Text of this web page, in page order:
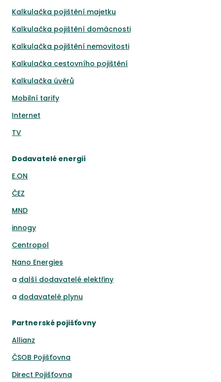
Kalkulačka pojištění majetku
Kalkulačka pojištění domácnosti
Kalkulačka pojištění nemovitosti
Kalkulačka cestovního pojištění
Kalkulačka úvěrů
Mobilní tarify
Internet
TV
Dodavatelé energií
E.ON
ČEZ
MND
innogy
Centropol
Nano Energies
a další dodavatelé elektřiny
a dodavatelé plynu
Partnerské pojišťovny
Allianz
ČSOB Pojišťovna
Direct Pojišťovna